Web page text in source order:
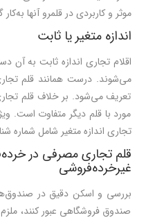
موثر و کاربردی در قلمرو آنها
اندازه متغیر یا ثابت
اقلام تجاری اندازه ثابت به آن
می‌شوند. درست همانند قلم تجاری
تعریف می‌شود. بر خلاف قلم
مورد با قلم دیگر متفاوت است.
تجاری اندازه متغیر شامل شماره
قلم تجاری مصرفی در
غيرخرده‌فروشی
صندوق فروشگاهی عبور کنند،